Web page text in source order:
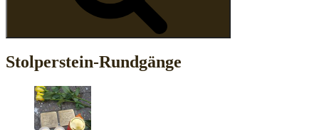
Stolperstein-Rundgänge